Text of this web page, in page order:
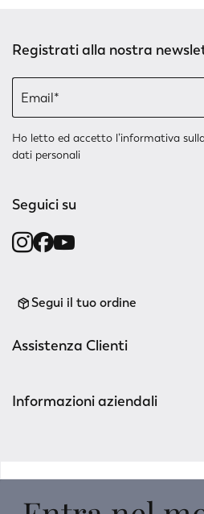
Registrati alla nostra
Ho letto ed accetto l’informativa
dati personali
Seguici su
Segui il tuo ordine
Assistenza Clienti
Informazioni aziendali